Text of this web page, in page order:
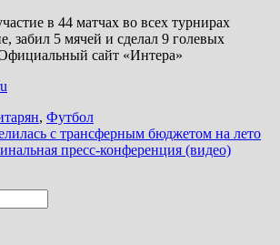
в 44 матчах во всех турнирах
забил 5 мячей и сделал 9 голевых
сайт «Интера»
, Футбол
с трансферным бюджетом на лето
пресс-конференция (видео)